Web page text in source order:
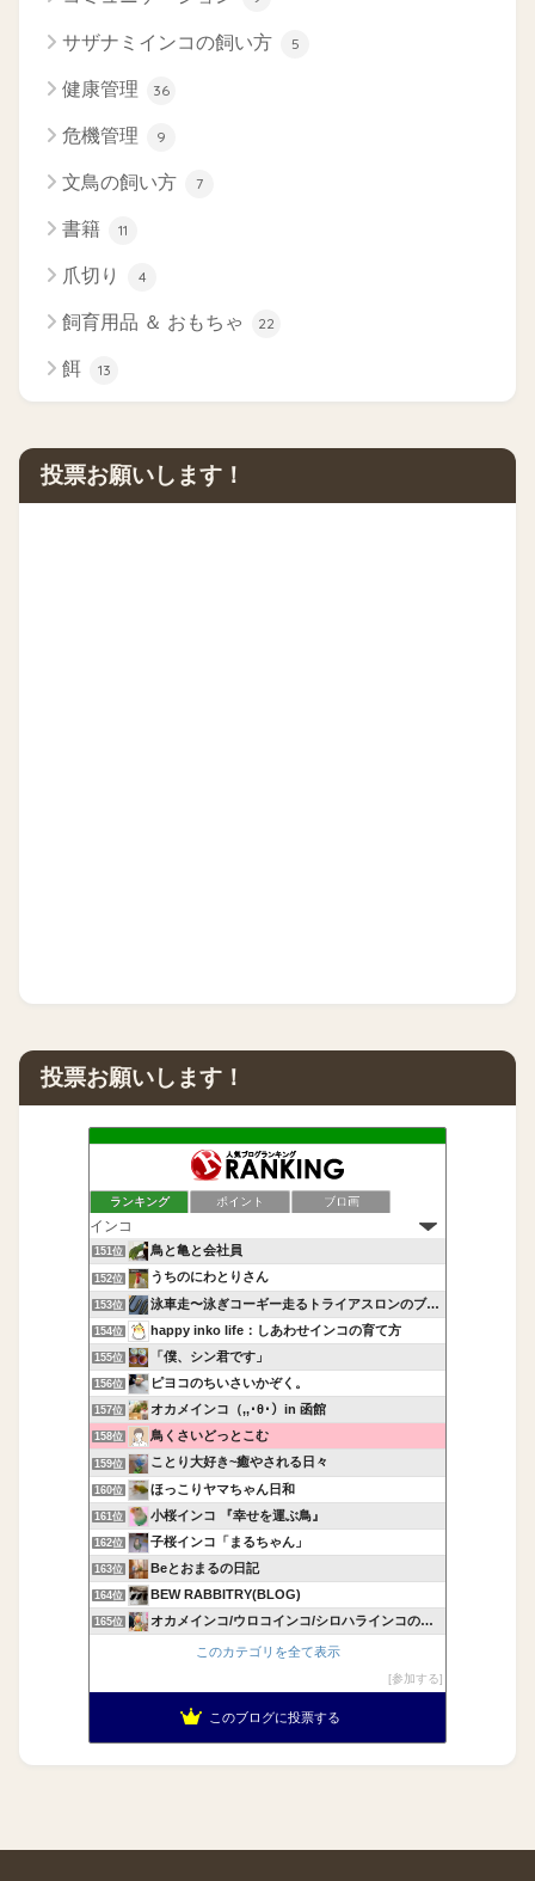
サザナミインコの飼い方 5
健康管理 36
危機管理 9
文鳥の飼い方 7
書籍 11
爪切り 4
飼育用品 ＆ おもちゃ 22
餌 13
投票お願いします！
投票お願いします！
ランキング ポイント ブロ画
151位 鳥と亀と会社員
152位 うちのにわとりさん
153位 泳車走〜泳ぎコーギー走るトライアスロンのブログ〜
154位 happy inko life：しあわせインコの育て方
155位 「僕、シン君です」
156位 ピヨコのちいさいかぞく。
157位 オカメインコ（,,･θ･）in 函館
158位 鳥くさいどっとこむ
159位 ことり大好き~癒やされる日々
160位 ほっこりヤマちゃん日和
161位 小桜インコ 『幸せを運ぶ鳥』
162位 子桜インコ「まるちゃん」
163位 Beとおまるの日記
164位 BEW RABBITRY(BLOG)
165位 オカメインコ/ウロコインコ/シロハラインコの飼育記録
このカテゴリを全て表示
参加する
このブログに投票する